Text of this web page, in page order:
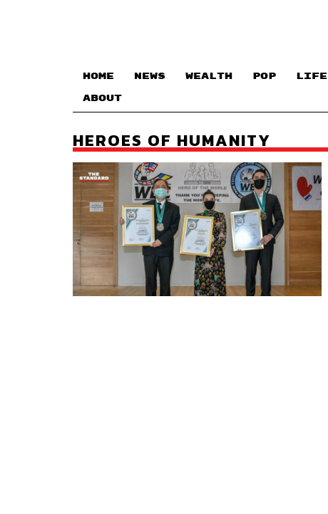
HOME NEWS WEALTH POP LIFE
ABOUT
HEROES OF HUMANITY